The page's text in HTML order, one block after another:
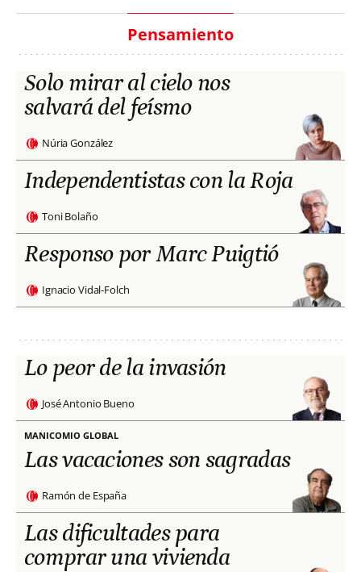
Pensamiento
Solo mirar al cielo nos
salvará del feísmo
Núria González
Independentistas con la Roja
Toni Bolaño
Responso por Marc Puigtió
Ignacio Vidal-Folch
Lo peor de la invasión
José Antonio Bueno
MANICOMIO GLOBAL
Las vacaciones son sagradas
Ramón de España
Las dificultades para
comprar una vivienda